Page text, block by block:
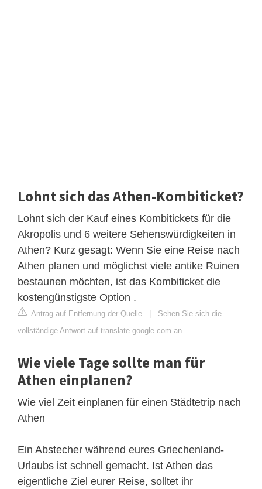
Lohnt sich das Athen-Kombiticket?
Lohnt sich der Kauf eines Kombitickets für die
Akropolis und 6 weitere Sehenswürdigkeiten in
Athen? Kurz gesagt: Wenn Sie eine Reise nach
Athen planen und möglichst viele antike Ruinen
bestaunen möchten, ist das Kombiticket die
kostengünstigste Option .
Antrag auf Entfernung der Quelle | Sehen Sie sich die
vollständige Antwort auf translate.google.com an
Wie viele Tage sollte man für
Athen einplanen?
Wie viel Zeit einplanen für einen Städtetrip nach
Athen
Ein Abstecher während eures Griechenland-
Urlaubs ist schnell gemacht. Ist Athen das
eigentliche Ziel eurer Reise, solltet ihr